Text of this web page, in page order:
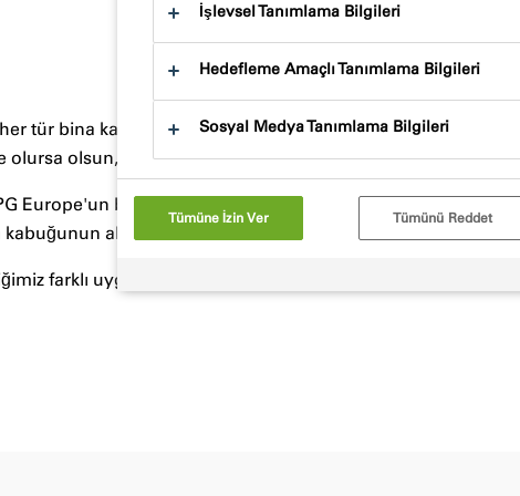
tür bina kavşağını kapsayan, pazar lideri çözümlerimizle
olursa olsun, sizi nasıl destekleyebileceğimizi keşfedin.
Europe'un bir parçası olarak, kapsamlı illbruck
altı tarafının tamamını destekliyoruz.
farklı uygulama alanlarından bazılarına göz atın.
İşlevsel Tanımlama Bilgileri
Hedefleme Amaçlı Tanımlama Bilgileri
Sosyal Medya Tanımlama Bilgileri
Tümüne İzin Ver Tümünü Reddet